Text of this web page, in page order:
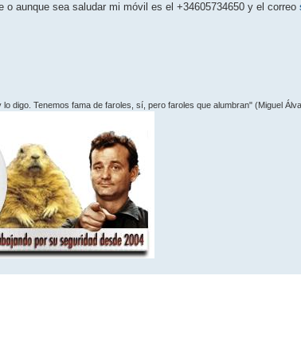
o aunque sea saludar mi móvil es el +34605734650 y el correo
lo digo. Tenemos fama de faroles, sí­, pero faroles que alumbran" (Miguel